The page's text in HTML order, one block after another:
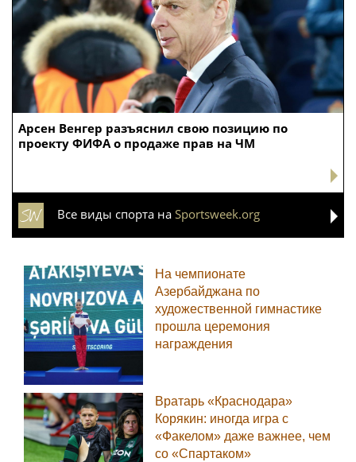
Арсен Венгер разъяснил свою позицию по
проекту ФИФА о продаже прав на ЧМ
Все виды спорта на Sportsweek.org
На чемпионате
Азербайджана по
художественной гимнастике
прошла церемония
награждения
Вратарь «Краснодара»
Корякин: иногда игра с
«Факелом» даже важнее, чем
со «Спартаком»